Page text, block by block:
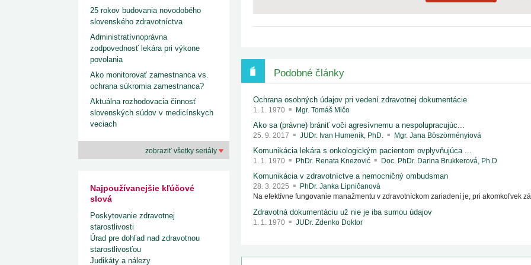
Podobné články
Ochrana osobných údajov pri vedení zdravotnej dokumentácie
1. 1. 1970 Mgr. Tomáš Mičo
Ako sa (právne) brániť voči agresívnemu a nespolupracujúc...
25. 9. 2017 JUDr. Ivan Humeník, PhD. Mgr. Jana Böszörményiová
Komunikácia lekára s onkologickým pacientom ovplyvňujúca ...
1. 1. 1970 PhDr. Renata Knezović Doc. PhDr. Darina Brukkerová, Ph.D
Komunikácia v zdravotníctve a nemocničný ombudsman
28. 3. 2025
PhDr. Janka Lipničanová
Na efektívne fungovanie manažmentu v zdravotníckom zariadení je, pri akomkoľvek
Zdravotná dokumentáciu už nie je iba sumou údajov
1. 1. 1970 JUDr. Zdenko Doktor
25 rokov budovania novodobého
slovenského zdravotníctva
Administratívnoprávna
zodpovednosť lekára pri výkone
povolania
Ako monitorovať zamestnanca vs.
ochrana súkromia zamestnanca?
Aktuálna rozhodovacia činnosť
slovenských súdov v medicínskych
veciach
zobraziť všetky seriály
Najpoužívanejšie kľúčové
slová
Poskytovanie zdravotnej
starostlivosti
Úrad pre dohľad nad zdravotnou
starostlivosťou
Judikáty a nálezy